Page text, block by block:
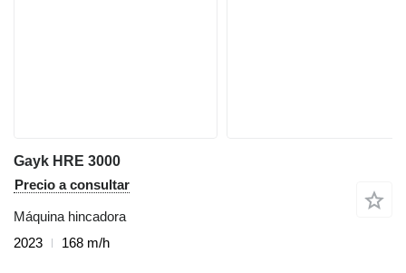
Gayk HRE 3000
Precio a consultar
Máquina hincadora
2023
168 m/h